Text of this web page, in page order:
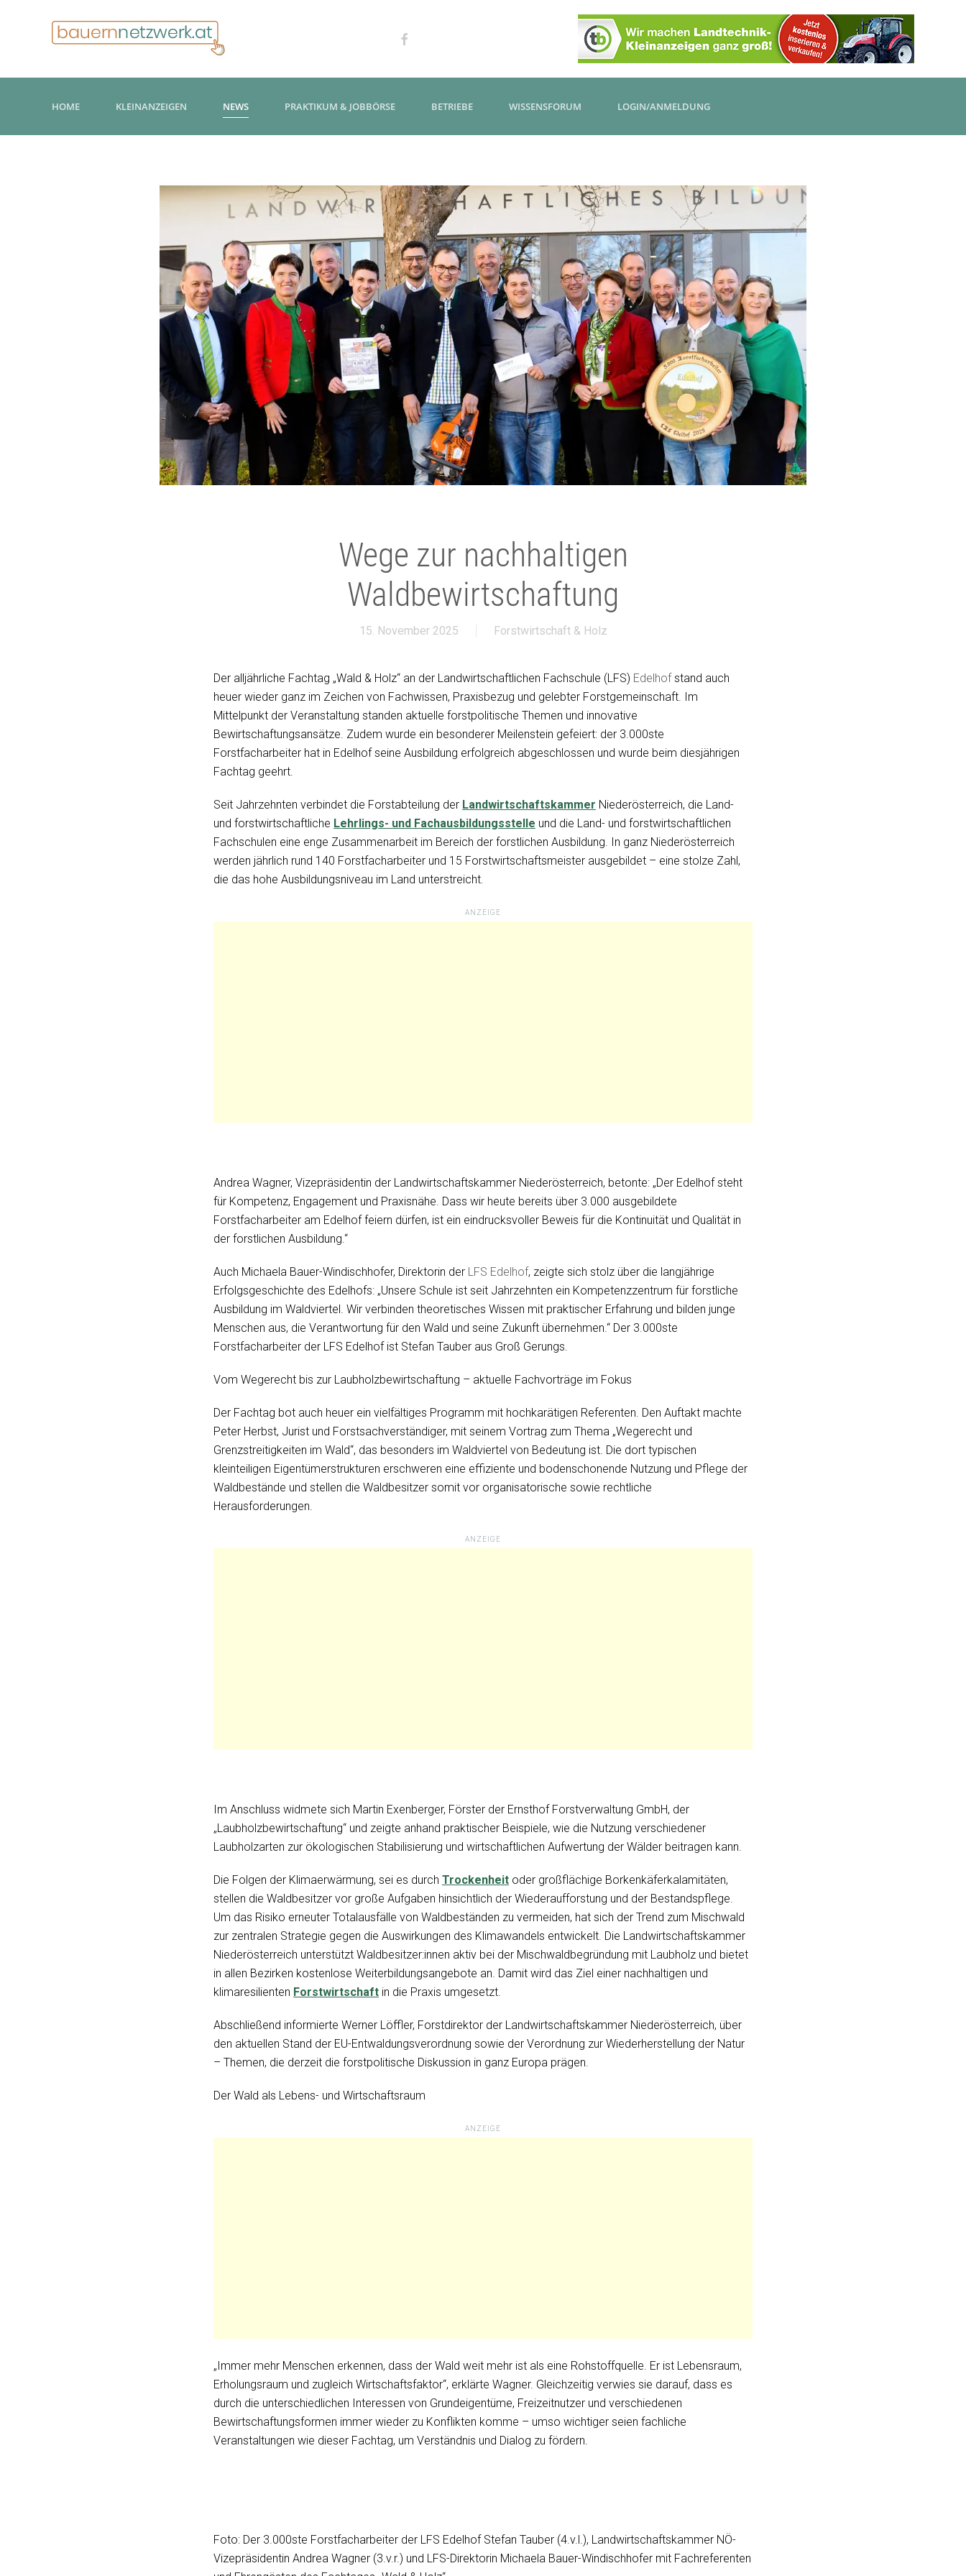
HOME KLEINANZEIGEN NEWS PRAKTIKUM & JOBBÖRSE BETRIEBE WISSENSFORUM LOGIN/ANMELDUNG
Wege zur nachhaltigen
Waldbewirtschaftung
15. November 2025 Forstwirtschaft & Holz
Der alljährliche Fachtag „Wald & Holz“ an der Landwirtschaftlichen Fachschule (LFS) Edelhofstand auch
heuer wieder ganz im Zeichen von Fachwissen, Praxisbezug und gelebter Forstgemeinschaft. Im
Mittelpunkt der Veranstaltung standen aktuelle forstpolitische Themen und innovative
Bewirtschaftungsansätze. Zudem wurde ein besonderer Meilenstein gefeiert: der 3.000ste
Forstfacharbeiter hat in Edelhof seine Ausbildung erfolgreich abgeschlossen und wurde beim diesjährigen
Fachtag geehrt.
Seit Jahrzehnten verbindet die Forstabteilung der Landwirtschaftskammer Niederösterreich, die Land-
und forstwirtschaftliche Lehrlings- und Fachausbildungsstelle und die Land- und forstwirtschaftlichen
Fachschulen eine enge Zusammenarbeit im Bereich der forstlichen Ausbildung. In ganz Niederösterreich
werden jährlich rund 140 Forstfacharbeiter und 15 Forstwirtschaftsmeister ausgebildet – eine stolze Zahl,
die das hohe Ausbildungsniveau im Land unterstreicht.
ANZEIGE
Andrea Wagner, Vizepräsidentin der Landwirtschaftskammer Niederösterreich, betonte: „Der Edelhof steht
für Kompetenz, Engagement und Praxisnähe. Dass wir heute bereits über 3.000 ausgebildete
Forstfacharbeiter am Edelhof feiern dürfen, ist ein eindrucksvoller Beweis für die Kontinuität und Qualität in
der forstlichen Ausbildung.“
Auch Michaela Bauer-Windischhofer, Direktorin der LFS Edelhof, zeigte sich stolz über die langjährige
Erfolgsgeschichte des Edelhofs: „Unsere Schule ist seit Jahrzehnten ein Kompetenzzentrum für forstliche
Ausbildung im Waldviertel. Wir verbinden theoretisches Wissen mit praktischer Erfahrung und bilden junge
Menschen aus, die Verantwortung für den Wald und seine Zukunft übernehmen.“ Der 3.000ste
Forstfacharbeiter der LFS Edelhof ist Stefan Tauber aus Groß Gerungs.
Vom Wegerecht bis zur Laubholzbewirtschaftung – aktuelle Fachvorträge im Fokus
Der Fachtag bot auch heuer ein vielfältiges Programm mit hochkarätigen Referenten. Den Auftakt machte
Peter Herbst, Jurist und Forstsachverständiger, mit seinem Vortrag zum Thema „Wegerecht und
Grenzstreitigkeiten im Wald“, das besonders im Waldviertel von Bedeutung ist. Die dort typischen
kleinteiligen Eigentümerstrukturen erschweren eine effiziente und bodenschonende Nutzung und Pflege der
Waldbestände und stellen die Waldbesitzer somit vor organisatorische sowie rechtliche
Herausforderungen.
ANZEIGE
Im Anschluss widmete sich Martin Exenberger, Förster der Ernsthof Forstverwaltung GmbH, der
„Laubholzbewirtschaftung“ und zeigte anhand praktischer Beispiele, wie die Nutzung verschiedener
Laubholzarten zur ökologischen Stabilisierung und wirtschaftlichen Aufwertung der Wälder beitragen kann.
Die Folgen der Klimaerwärmung, sei es durch Trockenheit oder großflächige Borkenkäferkalamitäten,
stellen die Waldbesitzer vor große Aufgaben hinsichtlich der Wiederaufforstung und der Bestandspflege.
Um das Risiko erneuter Totalausfälle von Waldbeständen zu vermeiden, hat sich der Trend zum Mischwald
zur zentralen Strategie gegen die Auswirkungen des Klimawandels entwickelt. Die Landwirtschaftskammer
Niederösterreich unterstützt Waldbesitzer:innen aktiv bei der Mischwaldbegründung mit Laubholz und bietet
in allen Bezirken kostenlose Weiterbildungsangebote an. Damit wird das Ziel einer nachhaltigen und
klimaresilienten Forstwirtschaft in die Praxis umgesetzt.
Abschließend informierte Werner Löffler, Forstdirektor der Landwirtschaftskammer Niederösterreich, über
den aktuellen Stand der EU-Entwaldungsverordnung sowie der Verordnung zur Wiederherstellung der Natur
– Themen, die derzeit die forstpolitische Diskussion in ganz Europa prägen.
Der Wald als Lebens- und Wirtschaftsraum
ANZEIGE
„Immer mehr Menschen erkennen, dass der Wald weit mehr ist als eine Rohstoffquelle. Er ist Lebensraum,
Erholungsraum und zugleich Wirtschaftsfaktor“, erklärte Wagner. Gleichzeitig verwies sie darauf, dass es
durch die unterschiedlichen Interessen von Grundeigentüme, Freizeitnutzer und verschiedenen
Bewirtschaftungsformen immer wieder zu Konflikten komme – umso wichtiger seien fachliche
Veranstaltungen wie dieser Fachtag, um Verständnis und Dialog zu fördern.
Foto: Der 3.000ste Forstfacharbeiter der LFS Edelhof Stefan Tauber (4.v.l.), Landwirtschaftskammer NÖ-
Vizepräsidentin Andrea Wagner (3.v.r.) und LFS-Direktorin Michaela Bauer-Windischhofer mit Fachreferenten